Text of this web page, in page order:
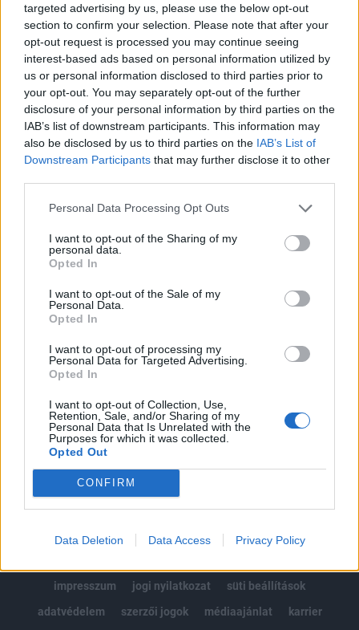
targeted advertising by us, please use the below opt-out
section to confirm your selection. Please note that after your
opt-out request is processed you may continue seeing
interest-based ads based on personal information utilized by
us or personal information disclosed to third parties prior to
your opt-out. You may separately opt-out of the further
disclosure of your personal information by third parties on the
IAB’s list of downstream participants. This information may
also be disclosed by us to third parties on the IAB’s List of
Downstream Participants that may further disclose it to other
Personal Data Processing Opt Outs
I want to opt-out of the Sharing of my
personal data.
Opted In
I want to opt-out of the Sale of my
Personal Data.
Opted In
I want to opt-out of processing my
Personal Data for Targeted Advertising.
Opted In
I want to opt-out of Collection, Use,
Retention, Sale, and/or Sharing of my
Personal Data that Is Unrelated with the
Purposes for which it was collected.
Opted Out
CONFIRM
Data Deletion Data Access Privacy Policy
A volt gazdasági miniszter egy esetleges Fidesz-kormány
három első legfontosabb gazdaságpolitikai döntését
ismertetve elmondta: a kormány új költségvetést, új
adórendszert és új foglalkoztatáspolitikát alkot majd, ezek
2010. július 1-jével léphetnek hatályba. E lépések miatt a
2010. január 1-jén hatályba lépő adórendszer csak fél évig
él majd, de hozzátette: a Fidesz...
KEDVES OLVASÓNK!
A keresett cikk a portfolio.hu hírarchívumához
regisztrációhoz kötött.
Portfolio.hu teljes cikkarchívum
Kötéslisták: BÉT elmúlt 2 év napon belüli
MÁR ELŐFIZETŐNK VAGY?BEJELENTKEZÉS
impresszum
jogi nyilatkozat
süti beállítások
adatvédelem
szerzői jogok médiaajánlat karrier